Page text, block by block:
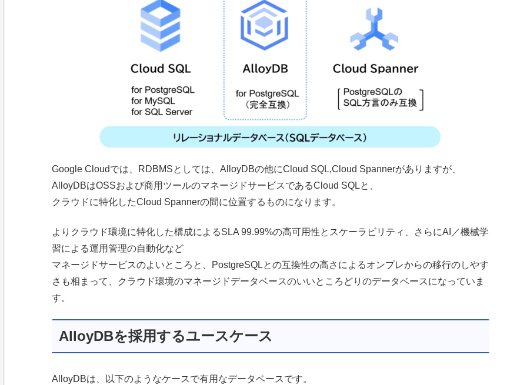
Google Cloudでは、RDBMSとしては、AlloyDBの他にCloud SQL,Cloud Spannerがありますが、
AlloyDBはOSSおよび商用ツールのマネージドサービスであるCloud SQLと、
クラウドに特化したCloud Spannerの間に位置するものになります。
よりクラウド環境に特化した構成によるSLA 99.99%の高可用性とスケーラビリティ、さらにAI／機械学
習による運用管理の自動化など
マネージドサービスのよいところと、PostgreSQLとの互換性の高さによるオンプレからの移行のしやす
さも相まって、クラウド環境のマネージドデータベースのいいところどりのデータベースになっていま
す。
AlloyDBを採用するユースケース
AlloyDBは、以下のようなケースで有用なデータベースです。